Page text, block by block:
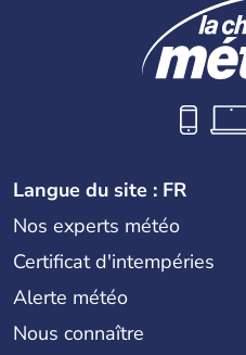
Langue du site : FR
Nos experts météo
Certificat d'intempéries
Alerte météo
Nous connaître